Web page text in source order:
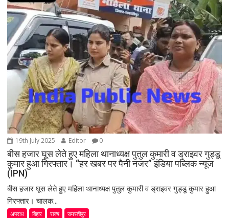
g
a
t
i
o
n
19th July 2025 Editor 0
बीस हजार घूस लेते हुए महिला थानाध्यक्ष पुतुल कुमारी व ड्राइवर गुड्डू
कुमार हुआ गिरफ्तार। “हर खबर पर पैनी नजर” इंडिया पब्लिक न्यूज
(IPN)
बीस हजार घूस लेते हुए महिला थानाध्यक्ष पुतुल कुमारी व ड्राइवर गुड्डू कुमार हुआ
गिरफ्तार। चालक...
अपराध बिहार राज्य समस्तीपुर